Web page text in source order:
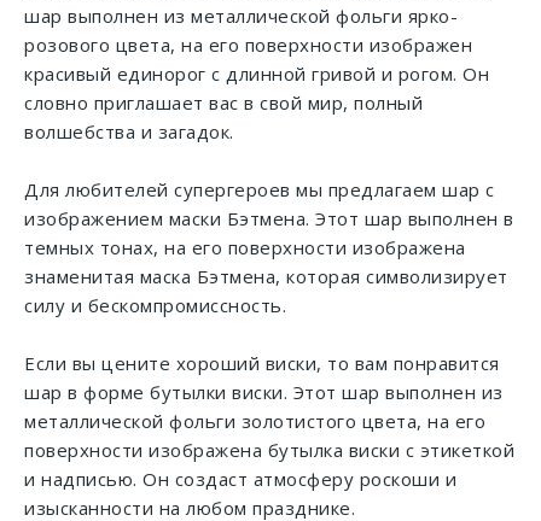
шар выполнен из металлической фольги ярко-
розового цвета, на его поверхности изображен
красивый единорог с длинной гривой и рогом. Он
словно приглашает вас в свой мир, полный
волшебства и загадок.
Для любителей супергероев мы предлагаем шар с
изображением маски Бэтмена. Этот шар выполнен в
темных тонах, на его поверхности изображена
знаменитая маска Бэтмена, которая символизирует
силу и бескомпромиссность.
Если вы цените хороший виски, то вам понравится
шар в форме бутылки виски. Этот шар выполнен из
металлической фольги золотистого цвета, на его
поверхности изображена бутылка виски с этикеткой
и надписью. Он создаст атмосферу роскоши и
изысканности на любом празднике.